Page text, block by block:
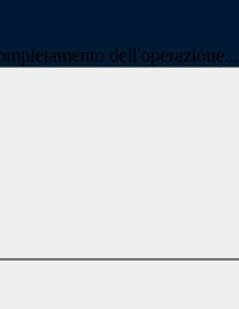
dell'operazione...